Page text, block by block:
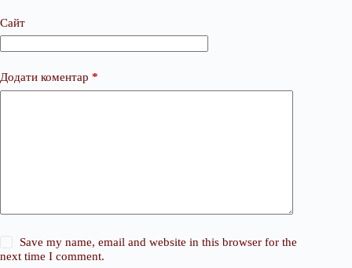
Сайт
Додати коментар *
Save my name, email and website in this browser for the
next time I comment.